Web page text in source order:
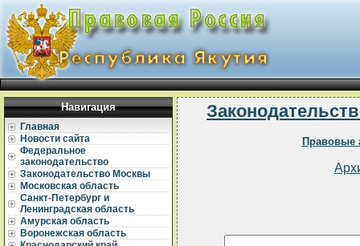
Навигация
Главная
Новости сайта
Федеральное
законодательство
Законодательство Москвы
Московская область
Санкт-Петербург и
Ленинградская область
Амурская область
Воронежская область
Правовые